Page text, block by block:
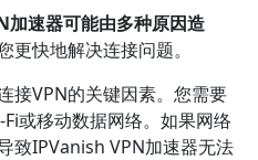
速器可能由多种原因造
更快地解决连接问题。
接VPN的关键因素。您需要
或移动数据网络。如果网络
致IPVanish VPN加速器无法